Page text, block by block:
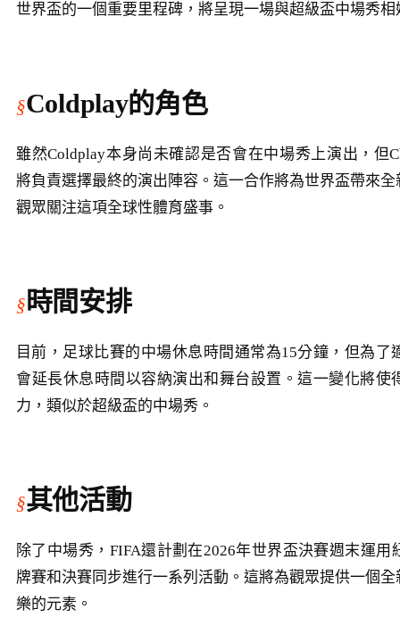
世界盃的一個重要里程碑，將呈現一場與超級盃中場秀
Coldplay的角色
雖然Coldplay本身尚未確認是否會在中場秀上演出，但
將負責選擇最終的演出陣容。這一合作將為世界盃帶來
觀眾關注這項全球性體育盛事。
時間安排
目前，足球比賽的中場休息時間通常為15分鐘，但為了
會延長休息時間以容納演出和舞台設置。這一變化將使
力，類似於超級盃的中場秀。
其他活動
除了中場秀，FIFA還計劃在2026年世界盃決賽週末運
牌賽和決賽同步進行一系列活動。這將為觀眾提供一個
樂的元素。